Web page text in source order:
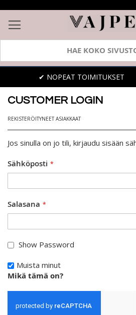
TOIMITUKSET
CUSTOMER LOGIN
REKISTERÖITYNEET ASIAKKAAT
Jos sinulla on jo tili, kirjaudu sisään
Sähköposti
Salasana
Show Password
Muista minut
Mikä tämä on?